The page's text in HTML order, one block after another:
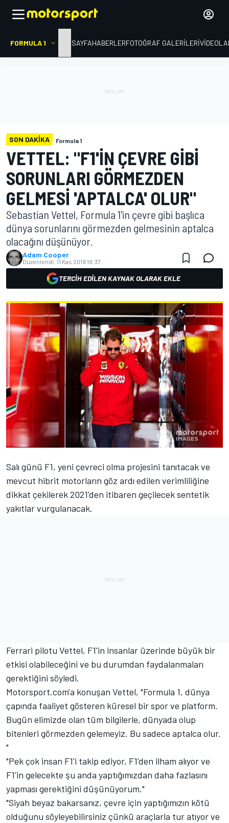
FORMULA 1 ANA SAYFAHABERLERFOTOĞRAF GALERILERI
SON DAKIKA Formula 1
VETTEL: "F1'IN ÇEVRE GIBI
SORUNLARI GÖRMEZDEN
GELMESI 'APTALCA' OLUR"
Sebastian Vettel, Formula 1'in çevre gibi başlıca
dünya sorunlarını görmezden gelmesinin aptalca
olacağını düşünüyor.
Adam Cooper
Düzenlendi: 11 Kas 2019 19:37
TERCIH EDILEN KAYNAK OLARAK EKLE
Salı günü F1, yeni çevreci olma projesini tanıtacak ve
mevcut hibrit motorların göz ardı edilen verimliliğine
dikkat çekilerek 2021'den itibaren geçilecek sentetik
yakıtlar vurgulanacak.
Ferrari pilotu Vettel, F1'in insanlar üzerinde büyük bir
etkisi olabileceğini ve bu durumdan faydalanmaları
gerektiğini söyledi.
Motorsport.com'a konuşan Vettel, "Formula 1, dünya
çapında faaliyet gösteren küresel bir spor ve platform.
Bugün elimizde olan tüm bilgilerle, dünyada olup
bitenleri görmezden gelemeyiz. Bu sadece aptalca olur.
"
"Pek çok insan F1'i takip ediyor, F1'den ilham alıyor ve
F1'in gelecekte şu anda yaptığımızdan daha fazlasını
yapması gerektiğini düşünüyorum."
"Siyah beyaz bakarsanız, çevre için yaptığımızın kötü
olduğunu söyleyebilirsiniz çünkü araçlarla tur atıyor ve